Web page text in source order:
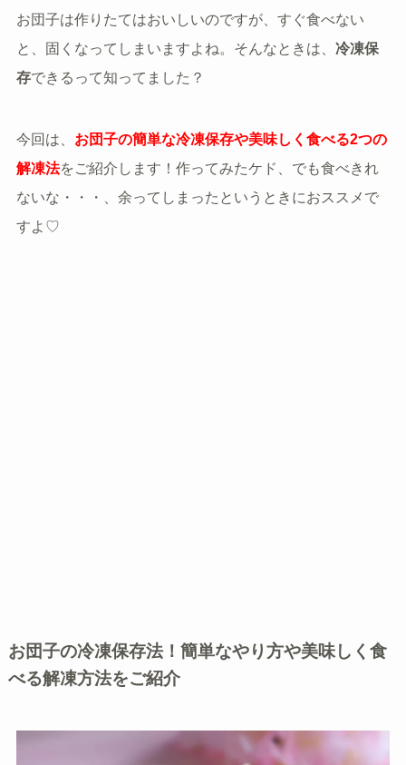
お団子は作りたてはおいしいのですが、すぐ食べない
と、固くなってしまいますよね。そんなときは、 冷凍保
存できるって知ってました？
今回は、 お団子の簡単な冷凍保存や美味しく食べる2つの
解凍法をご紹介します！作ってみたケド、でも食べきれ
ないな・・・、余ってしまったというときにおススメで
すよ♡
お団子の冷凍保存法！簡単なやり方や美味しく食
べる解凍方法をご紹介